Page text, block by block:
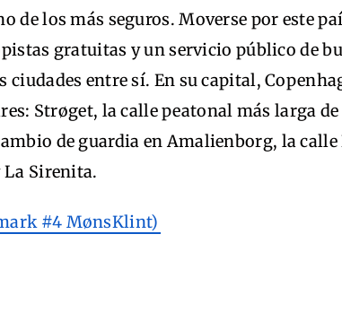
de los más seguros. Moverse por este
gratuitas y un servicio público de
ciudades entre sí. En su capital,
Strøget, la calle peatonal más larga de
de guardia en Amalienborg, la
Sirenita.